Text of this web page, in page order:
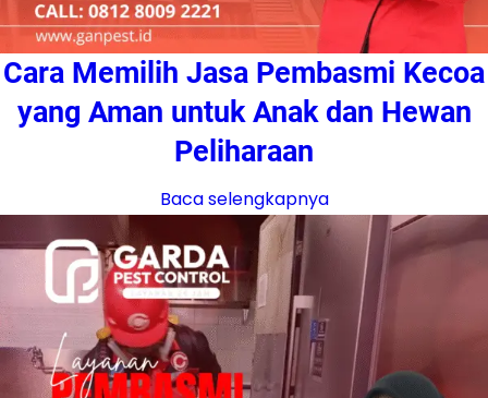
Cara Memilih Jasa Pembasmi Kecoa
yang Aman untuk Anak dan Hewan
Peliharaan
Baca selengkapnya